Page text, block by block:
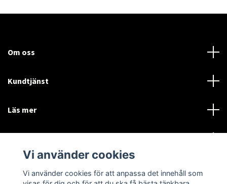
Om oss
Kundtjänst
Läs mer
Vi använder cookies
Vi använder cookies för att anpassa det innehåll som